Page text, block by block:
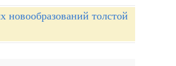
новообразований толстой